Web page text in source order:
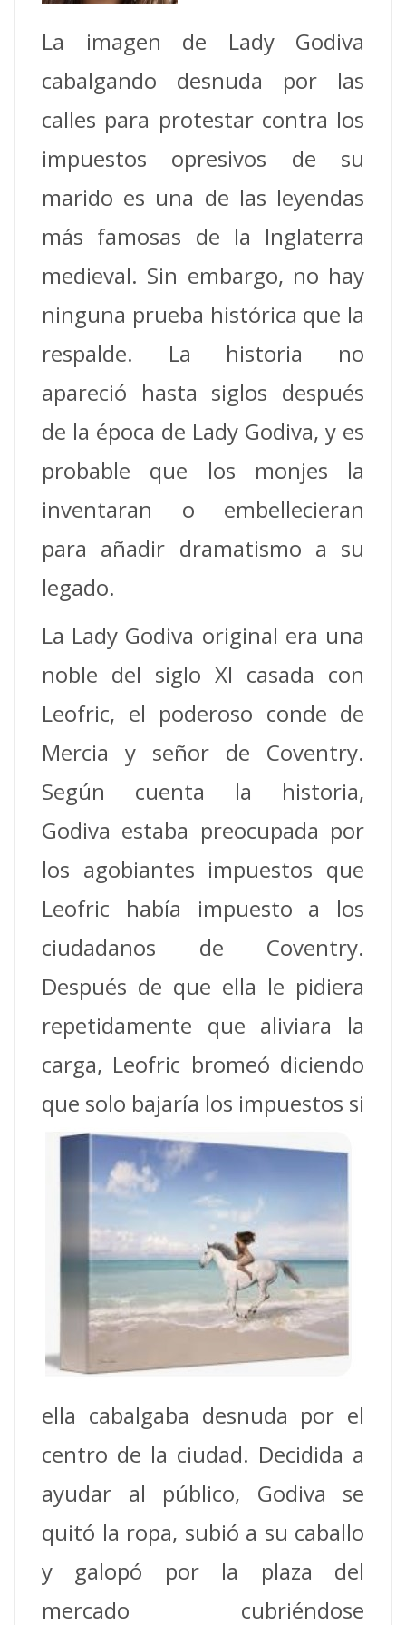
La imagen de Lady Godiva
cabalgando desnuda por las
calles para protestar contra los
impuestos opresivos de su
marido es una de las leyendas
más famosas de la Inglaterra
medieval. Sin embargo, no hay
ninguna prueba histórica que la
respalde.
La historia no
apareció hasta siglos después
de la época de Lady Godiva, y es
probable que los monjes la
inventaran o embellecieran
para añadir dramatismo a su
legado.
La Lady Godiva original era una
noble del siglo XI casada con
Leofric, el poderoso conde de
Mercia y señor de Coventry.
Según cuenta la historia,
Godiva estaba preocupada por
los agobiantes impuestos que
Leofric había impuesto a los
ciudadanos de Coventry.
Después de que ella le pidiera
repetidamente que aliviara la
carga, Leofric bromeó diciendo
que solo bajaría los impuestos si
ella cabalgaba desnuda por el
centro de la ciudad. Decidida a
ayudar al público, Godiva se
quitó la ropa, subió a su caballo
y galopó por la plaza del
mercado cubriéndose